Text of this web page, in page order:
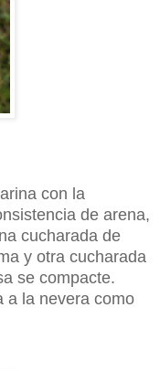
con la
de arena,
cucharada de
y otra cucharada
se compacte.
a la nevera como